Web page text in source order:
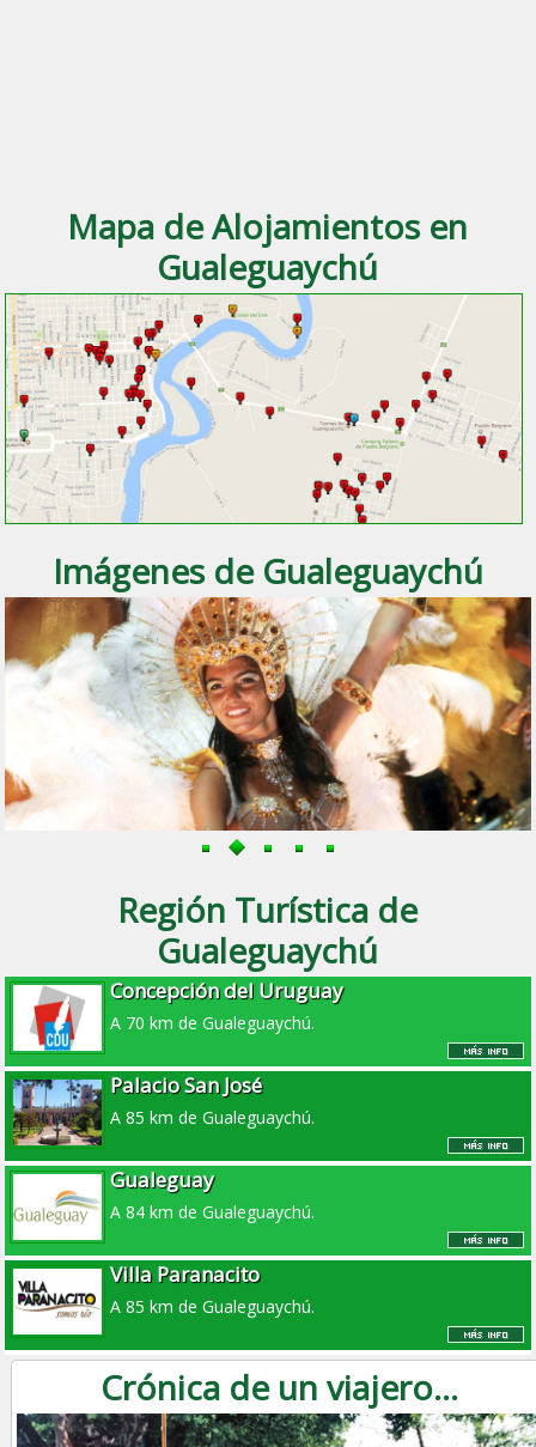
Mapa de Alojamientos en
Gualeguaychú
Imágenes de Gualeguaychú
Región Turística de
Gualeguaychú
Concepción del Uruguay
A 70 km de Gualeguaychú.
Palacio San José
A 85 km de Gualeguaychú.
Gualeguay
A 84 km de Gualeguaychú.
Villa Paranacito
A 85 km de Gualeguaychú.
Crónica de un viajero...